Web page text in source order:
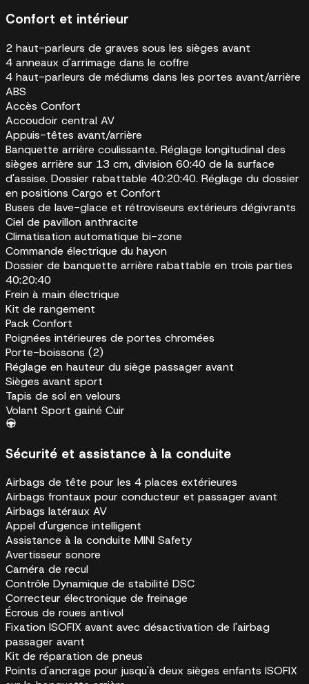
Confort et intérieur
2 haut-parleurs de graves sous les sièges avant
4 anneaux d'arrimage dans le coffre
4 haut-parleurs de médiums dans les portes avant/arrière
ABS
Accès Confort
Accoudoir central AV
Appuis-têtes avant/arrière
Banquette arrière coulissante. Réglage longitudinal des
sièges arrière sur 13 cm, division 60:40 de la surface
d'assise. Dossier rabattable 40:20:40. Réglage du dossier
en positions Cargo et Confort
Buses de lave-glace et rétroviseurs extérieurs dégivrants
Ciel de pavillon anthracite
Climatisation automatique bi-zone
Commande électrique du hayon
Dossier de banquette arrière rabattable en trois parties
40:20:40
Frein à main électrique
Kit de rangement
Pack Confort
Poignées intérieures de portes chromées
Porte-boissons (2)
Réglage en hauteur du siège passager avant
Sièges avant sport
Tapis de sol en velours
Volant Sport gainé Cuir
Sécurité et assistance à la conduite
Airbags de tête pour les 4 places extérieures
Airbags frontaux pour conducteur et passager avant
Airbags latéraux AV
Appel d'urgence intelligent
Assistance à la conduite MINI Safety
Avertisseur sonore
Caméra de recul
Contrôle Dynamique de stabilité DSC
Correcteur électronique de freinage
Écrous de roues antivol
Fixation ISOFIX avant avec désactivation de l'airbag
passager avant
Kit de réparation de pneus
Points d'ancrage pour jusqu'à deux sièges enfants ISOFIX